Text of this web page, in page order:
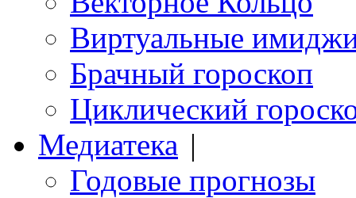
Виртуальные
Брачный гороскоп
Циклический
Медиатека |
Годовые прогнозы